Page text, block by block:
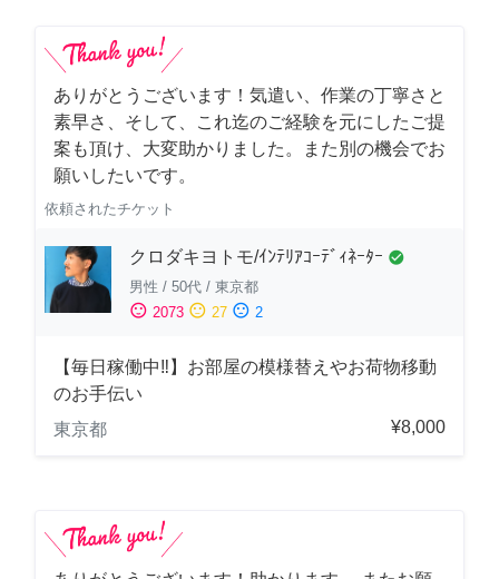
ありがとうございます！気遣い、作業の丁寧さと
素早さ、そして、これ迄のご経験を元にしたご提
案も頂け、大変助かりました。また別の機会でお
願いしたいです。
依頼されたチケット
クロダキヨトモ/ｲﾝﾃﾘｱｺｰﾃﾞｨﾈｰﾀｰ check_circle
男性 / 50代 / 東京都
sentiment_satisfied 2073 sentiment_neutral 27 sentiment_dissatisfied 2
【毎日稼働中‼︎】お部屋の模様替えやお荷物移動
のお手伝い
東京都
¥8,000